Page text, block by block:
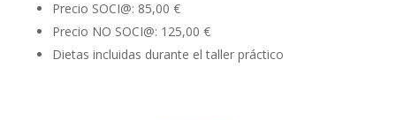
Precio SOCI@: 85,00 €
Precio NO SOCI@: 125,00 €
Dietas incluidas durante el taller práctico